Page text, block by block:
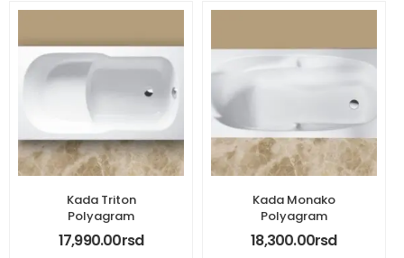
Kada Triton
Polyagram
17,990.00rsd
Kada Monako
Polyagram
18,300.00rsd